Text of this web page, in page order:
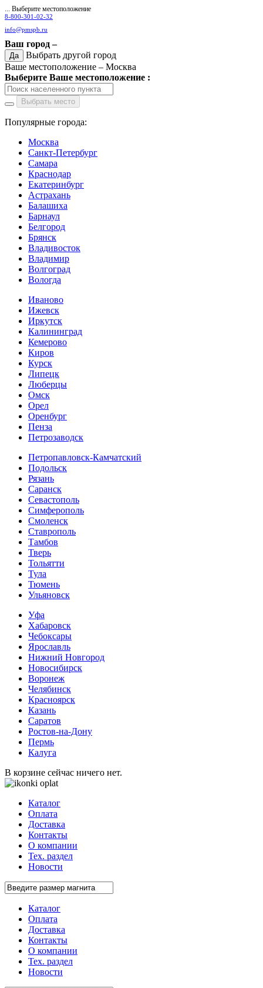
... Выберите местоположение
8-800-301-02-32
info@pmspb.ru
Ваш город –
Да
Выбрать другой город
Ваше местоположение – Москва
Выберите Ваше местоположение :
Выбрать место
Популярные города:
Москва
Санкт-Петербург
Самара
Краснодар
Екатеринбург
Астрахань
Балашиха
Барнаул
Белгород
Брянск
Владивосток
Владимир
Волгоград
Вологда
Иваново
Ижевск
Иркутск
Калининград
Кемерово
Киров
Курск
Липецк
Люберцы
Омск
Орел
Оренбург
Пенза
Петрозаводск
Петропавловск-Камчатский
Подольск
Рязань
Саранск
Севастополь
Симферополь
Смоленск
Ставрополь
Тамбов
Тверь
Тольятти
Тула
Тюмень
Ульяновск
Уфа
Хабаровск
Чебоксары
Ярославль
Нижний Новгород
Новосибирск
Воронеж
Челябинск
Красноярск
Казань
Саратов
Ростов-на-Дону
Пермь
Калуга
В корзине сейчас ничего нет.
Каталог
Оплата
Доставка
Контакты
О компании
Тех. раздел
Новости
Каталог
Оплата
Доставка
Контакты
О компании
Тех. раздел
Новости